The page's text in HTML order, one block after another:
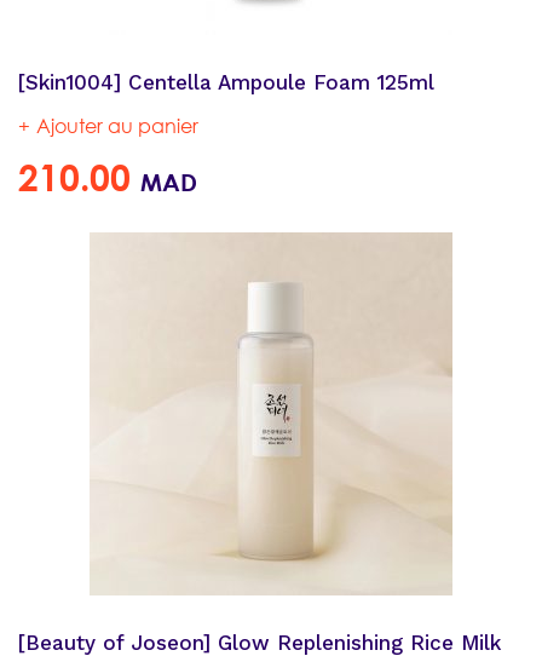
[Skin1004] Centella Ampoule Foam 125ml
Ajouter au panier
210.00 MAD
[Beauty of Joseon] Glow Replenishing Rice Milk